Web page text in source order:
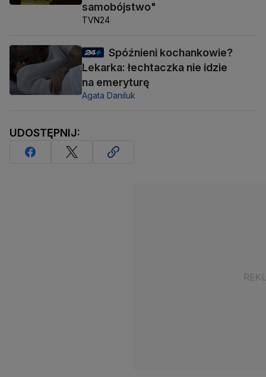
samobójstwo"
TVN24
Spóźnieni kochankowie?
Lekarka: łechtaczka nie idzie
na emeryturę
Agata Daniluk
UDOSTĘPNIJ: